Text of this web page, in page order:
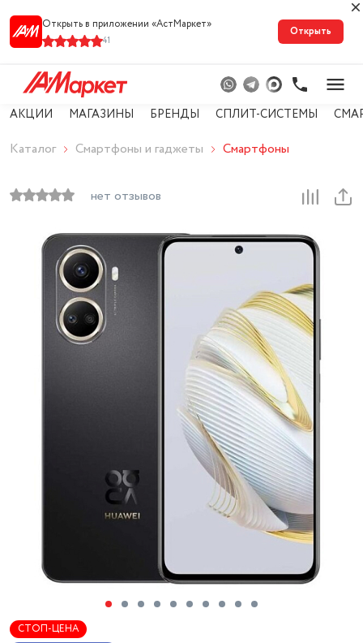
Открыть в приложении «АстМарке‪т‬»
41
Открыть
АКЦИИ МАГАЗИНЫ БРЕНДЫ СПЛИТ-СИСТЕМЫ
Каталог Смартфоны и гаджеты Смартфоны
нет отзывов
СТОП-ЦЕНА